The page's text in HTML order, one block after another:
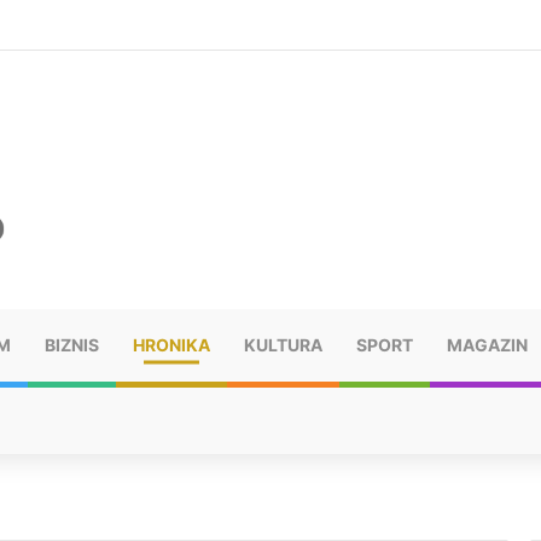
BIZNIS HRONIKA KULTURA SPORT MAGAZIN